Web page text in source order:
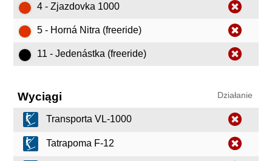
4 - Zjazdovka 1000
5 - Horná Nitra (freeride)
11 - Jedenástka (freeride)
Wyciągi Działanie
Transporta VL-1000
Tatrapoma F-12